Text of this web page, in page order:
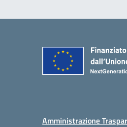
Amministrazione